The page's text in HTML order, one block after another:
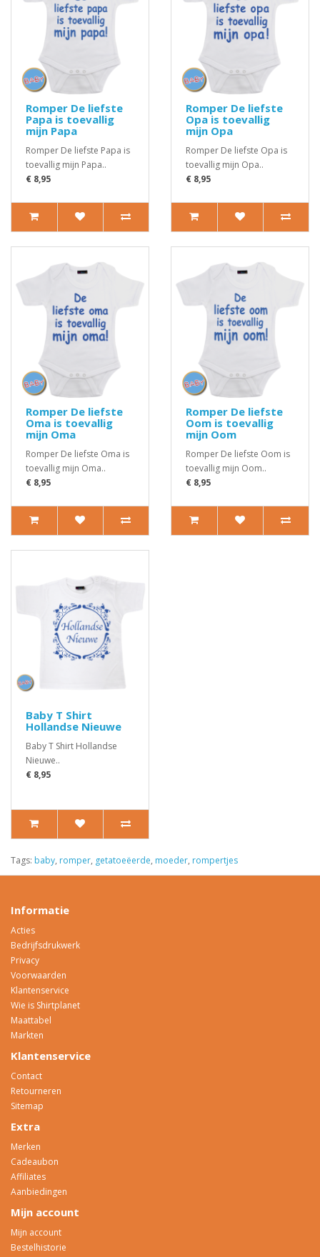
Romper De liefste
Papa is toevallig
mijn Papa
Romper De liefste Papa is
toevallig mijn Papa..
€ 8,95
Romper De liefste
Opa is toevallig
mijn Opa
Romper De liefste Opa is
toevallig mijn Opa..
€ 8,95
Romper De liefste
Oma is toevallig
mijn Oma
Romper De liefste Oma is
toevallig mijn Oma..
€ 8,95
Romper De liefste
Oom is toevallig
mijn Oom
Romper De liefste Oom is
toevallig mijn Oom..
€ 8,95
Baby T Shirt
Hollandse Nieuwe
Baby T Shirt Hollandse
Nieuwe..
€ 8,95
Tags: baby, romper, getatoeëerde, moeder, rompertjes
Informatie
Acties
Bedrijfsdrukwerk
Privacy
Voorwaarden
Klantenservice
Wie is Shirtplanet
Maattabel
Markten
Klantenservice
Contact
Retourneren
Sitemap
Extra
Merken
Cadeaubon
Affiliates
Aanbiedingen
Mijn account
Mijn account
Bestelhistorie